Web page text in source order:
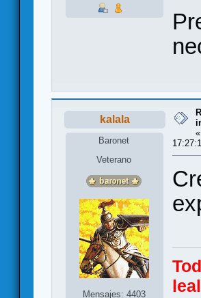
kalala
Baronet
Veterano
Mensajes: 4403
«